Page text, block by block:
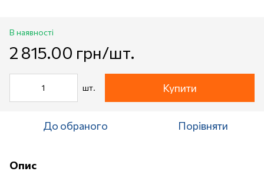
В наявності
2 815.00 грн/шт.
шт. Купити
До обраного Порівняти
Опис